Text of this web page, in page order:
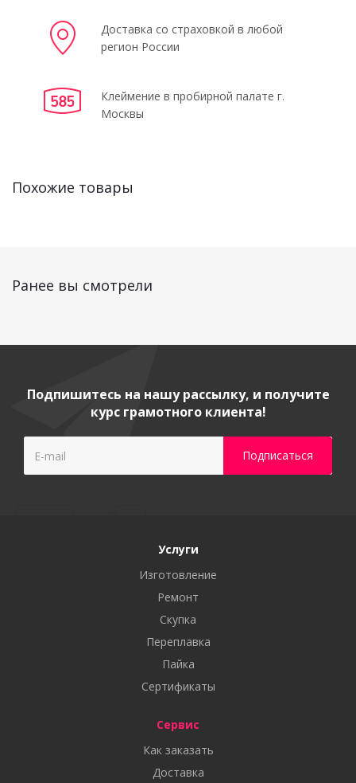
Доставка со страховкой в любой
регион России
Клеймение в пробирной палате г.
Москвы
Похожие товары
Ранее вы смотрели
Подпишитесь на нашу рассылку, и получите
курс грамотного клиента!
Услуги
Изготовление
Ремонт
Скупка
Переплавка
Пайка
Сертификаты
Сервис
Как заказать
Доставка